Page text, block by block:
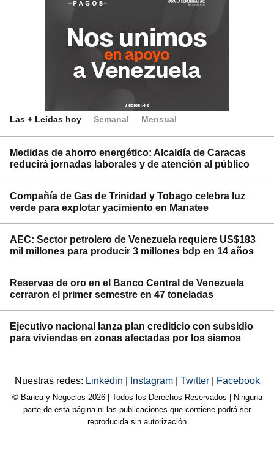
Las + Leídas hoy Semanal Mensual
Medidas de ahorro energético: Alcaldía de Caracas
reducirá jornadas laborales y de atención al público
Compañía de Gas de Trinidad y Tobago celebra luz
verde para explotar yacimiento en Manatee
AEC: Sector petrolero de Venezuela requiere US$183
mil millones para producir 3 millones bdp en 14 años
Reservas de oro en el Banco Central de Venezuela
cerraron el primer semestre en 47 toneladas
Ejecutivo nacional lanza plan crediticio con subsidio
para viviendas en zonas afectadas por los sismos
Nuestras redes: Linkedin Instagram Twitter Facebook
© Banca y Negocios 2026 | Todos los Derechos Reservados | Ninguna
parte de esta página ni las publicaciones que contiene podrá ser
reproducida sin autorización